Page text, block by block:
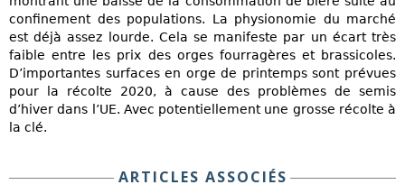
confinement des populations. La physionomie du marché
est déjà assez lourde. Cela se manifeste par un écart très
faible entre les prix des orges fourragères et brassicoles.
D’importantes surfaces en orge de printemps sont prévues
pour la récolte 2020, à cause des problèmes de semis
d’hiver dans l’UE. Avec potentiellement une grosse récolte à
la clé.
ARTICLES ASSOCIÉS